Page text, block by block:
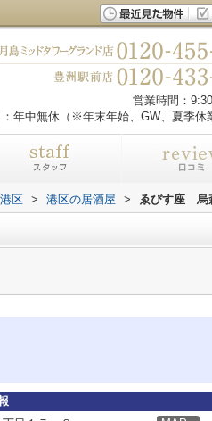
営業時間：
年中無休（※年末年始、GW、夏季休
港区 > 港区の居酒屋 > ゑびす座 烏